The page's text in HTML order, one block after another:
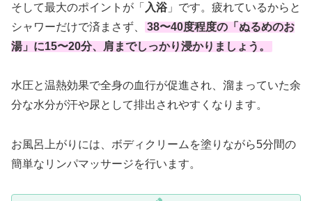
そして最大のポイントが「 入浴 」です。疲れているからと
シャワーだけで済まさず、
38〜40度程度の「ぬるめのお
湯」に15〜20分、肩までしっかり浸かりましょう。
水圧と温熱効果で全身の血行が促進され、溜まっていた余
分な水分が汗や尿として排出されやすくなります。
お風呂上がりには、ボディクリームを塗りながら5分間の
簡単なリンパマッサージを行います。